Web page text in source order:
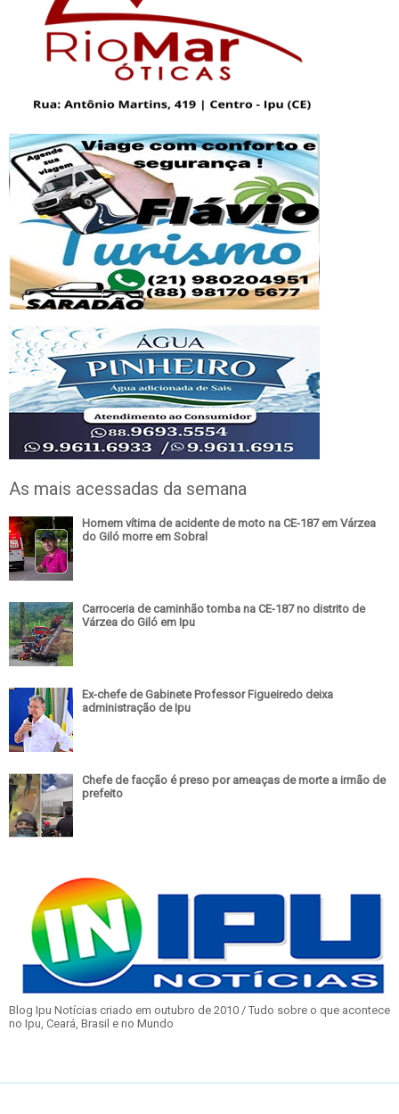
As mais acessadas da semana
Homem vítima de acidente de moto na CE-187 em Várzea
do Giló morre em Sobral
Carroceria de caminhão tomba na CE-187 no distrito de
Várzea do Giló em Ipu
Ex-chefe de Gabinete Professor Figueiredo deixa
administração de Ipu
Chefe de facção é preso por ameaças de morte a irmão de
prefeito
Blog Ipu Notícias criado em outubro de 2010 / Tudo sobre o que acontece
no Ipu, Ceará, Brasil e no Mundo